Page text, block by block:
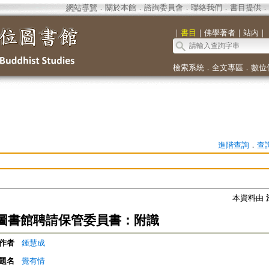
網站導覽 ． 關於本館． 諮詢委員會． 聯絡我們 ． 書目提供．
｜ 書目 ｜ 佛學著者｜ 站內 ｜
檢索系統． 全文專區 ． 數位
進階查詢． 查
本資料由
書館聘請保管委員書：附識
者
鍾慧成
名
覺有情